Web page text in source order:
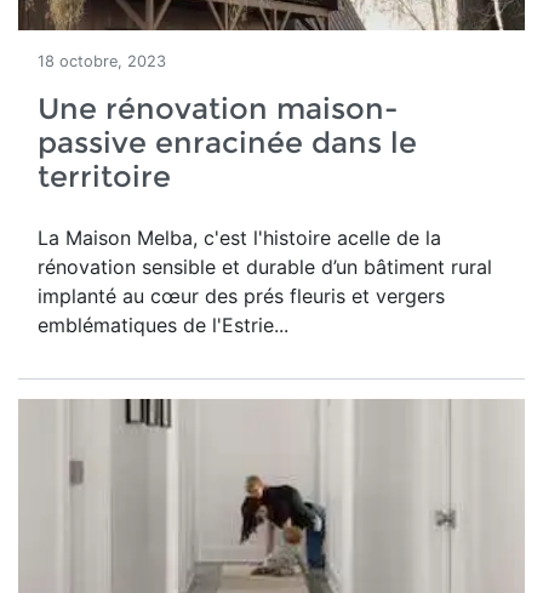
18 octobre, 2023
Une rénovation maison-
passive enracinée dans le
territoire
La Maison Melba, c'est l'histoire acelle de la
rénovation sensible et durable d’un bâtiment rural
implanté au cœur des prés fleuris et vergers
emblématiques de l'Estrie...